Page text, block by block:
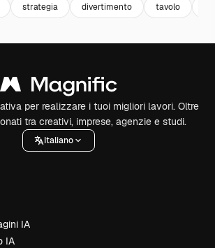
strategia divertimento tavolo
per realizzare i tuoi migliori lavori. Oltre
tra creativi, imprese, agenzie e studi.
Italiano
IA
IA